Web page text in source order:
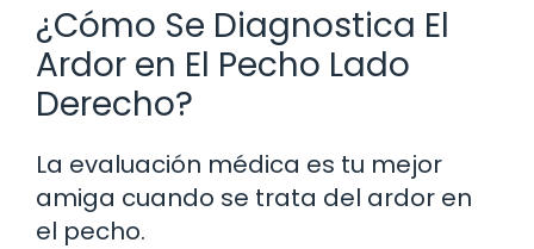
¿Cómo Se Diagnostica El
Ardor en El Pecho Lado
Derecho?
La evaluación médica es tu mejor
amiga cuando se trata del ardor en
el pecho.